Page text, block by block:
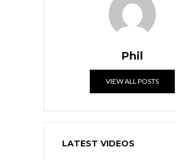
Phil
VIEW ALL POSTS
LATEST VIDEOS